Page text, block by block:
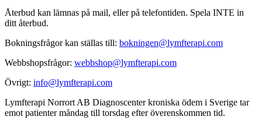
Återbud kan lämnas på mail, eller på telefontiden. Spela INTE in
ditt återbud.
Bokningsfrågor kan ställas till: bokningen@lymfterapi.com
Webbshopsfrågor: webbshop@lymfterapi.com
Övrigt: info@lymfterapi.com
Lymfterapi Norrort AB Diagnoscenter kroniska ödem i Sverige tar
emot patienter måndag till torsdag efter överenskommen tid.